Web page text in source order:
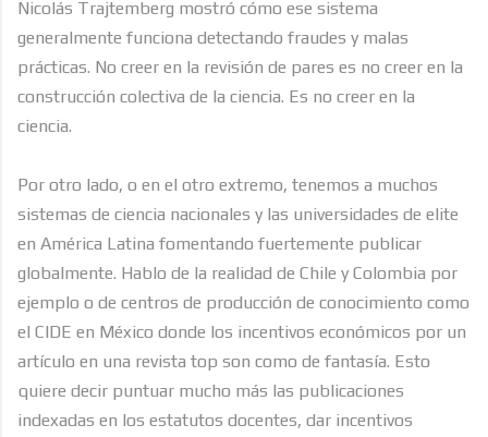
Nicolás Trajtemberg mostró cómo ese sistema
generalmente funciona detectando fraudes y malas
prácticas. No creer en la revisión de pares es no creer en la
construcción colectiva de la ciencia. Es no creer en la
ciencia.
Por otro lado, o en el otro extremo, tenemos a muchos
sistemas de ciencia nacionales y las universidades de elite
en América Latina fomentando fuertemente publicar
globalmente. Hablo de la realidad de Chile y Colombia por
ejemplo o de centros de producción de conocimiento como
el CIDE en México donde los incentivos económicos por un
artículo en una revista top son como de fantasía. Esto
quiere decir puntuar mucho más las publicaciones
indexadas en los estatutos docentes, dar incentivos